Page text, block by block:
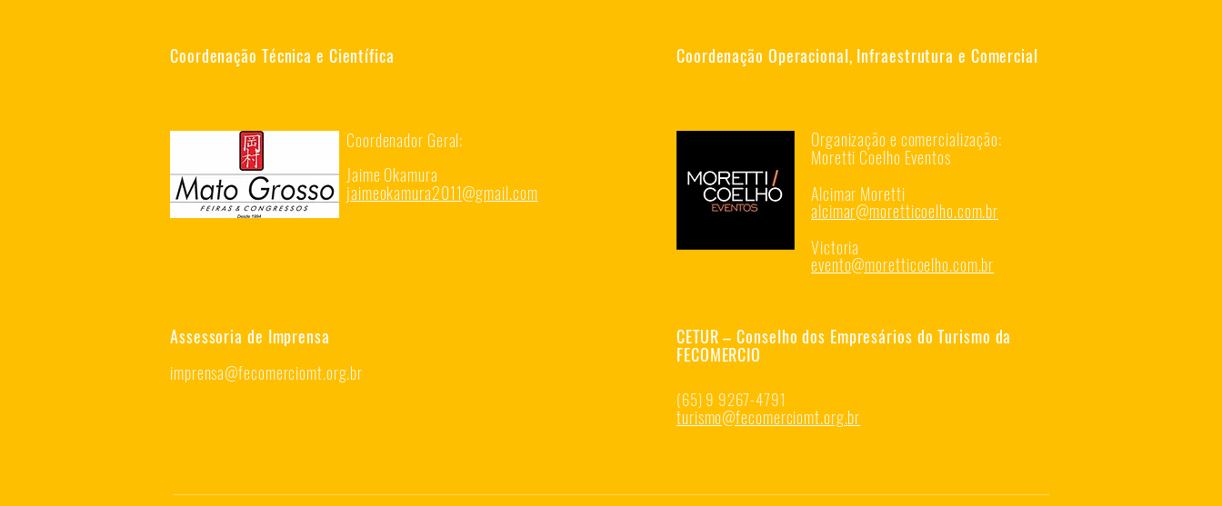
Coordenação Técnica e Científica
Coordenador Geral:
Jaime Okamura
jaimeokamura2011@gmail.com
Assessoria de Imprensa
imprensa@fecomerciomt.org.br
Coordenação Operacional, Infraestrutura e Comercial
Organização e comercialização:
Moretti Coelho Eventos
Alcimar Moretti
alcimar@moretticoelho.com.br
Victoria
evento@moretticoelho.com.br
CETUR – Conselho dos Empresários do Turismo da
FECOMERCIO
(65) 9 9267-4791
turismo@fecomerciomt.org.br